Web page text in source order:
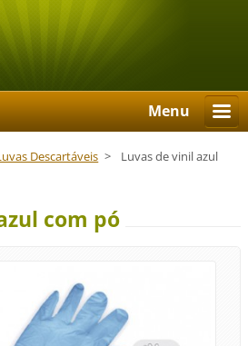
Menu
Descartáveis >
Luvas de vinil azul
com pó